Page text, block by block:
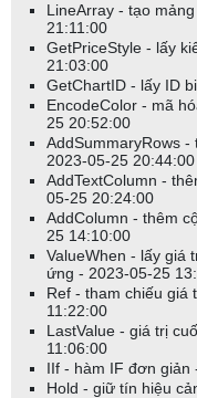
LineArray - tạo
21:11:00
GetPriceStyle - lấy
21:03:00
GetChartID - lấy ID
EncodeColor - mã
25 20:52:00
AddSummaryRows
2023-05-25 20:44:00
AddTextColumn -
05-25 20:24:00
AddColumn - thêm
25 14:10:00
ValueWhen - lấy giá
ứng - 2023-05-25
Ref - tham chiếu giá
11:22:00
LastValue - giá trị
11:06:00
IIf - hàm IF đơn giản
Hold - giữ tín hiệu